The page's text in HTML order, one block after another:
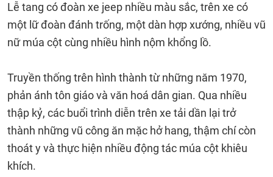
Lễ tang có đoàn xe jeep nhiều màu sắc, trên xe có
một lữ đoàn đánh trống, một dàn hợp xướng, nhiều vũ
nữ múa cột cùng nhiều hình nộm khổng lồ.
Truyền thống trên hình thành từ những năm 1970,
phản ánh tôn giáo và văn hoá dân gian. Qua nhiều
thập kỷ, các buổi trình diễn trên xe tải dần lại trở
thành những vũ công ăn mặc hở hang, thậm chí còn
thoát y và thực hiện nhiều động tác múa cột khiêu
khích.